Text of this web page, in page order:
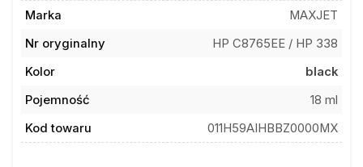
Marka
MAXJET
Nr oryginalny
HP C8765EE / HP 338
Kolor
black
Pojemność
18 ml
Kod towaru
011H59AIHBBZ0000MX